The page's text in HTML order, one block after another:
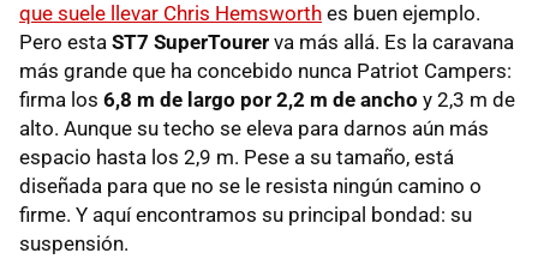
que suele llevar Chris Hemsworth es buen ejemplo.
Pero esta ST7 SuperTourer va más allá. Es la caravana
más grande que ha concebido nunca Patriot Campers:
firma los 6,8 m de largo por 2,2 m de ancho y 2,3 m de
alto. Aunque su techo se eleva para darnos aún más
espacio hasta los 2,9 m. Pese a su tamaño, está
diseñada para que no se le resista ningún camino o
firme. Y aquí encontramos su principal bondad: su
suspensión.